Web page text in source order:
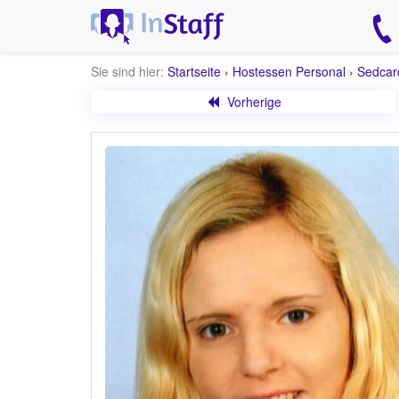
Sie sind hier: Startseite › Hostessen Personal ›
Vorherige